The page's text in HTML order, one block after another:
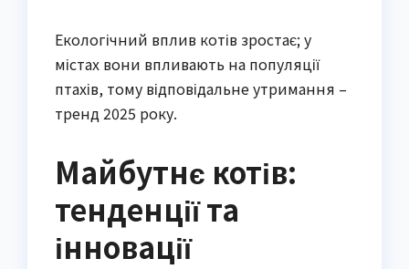
Екологічний вплив котів зростає; у
містах вони впливають на популяції
птахів, тому відповідальне утримання –
тренд 2025 року.
Майбутнє котів:
тенденції та
інновації